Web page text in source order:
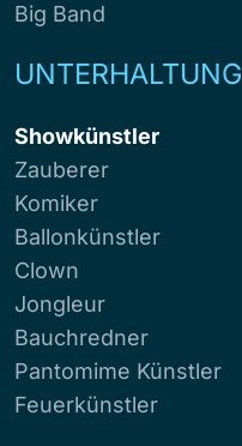
Big Band
UNTERHALTUNG
Showkünstler
Zauberer
Komiker
Ballonkünstler
Clown
Jongleur
Bauchredner
Pantomime Künstler
Feuerkünstler